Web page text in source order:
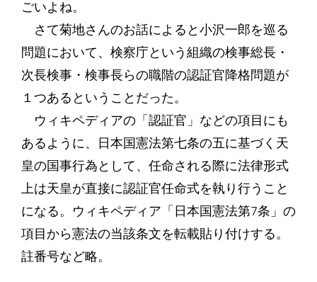
ごいよね。
さて菊地さんのお話によると小沢一郎を巡る
問題において、検察庁という組織の検事総長・
次長検事・検事長らの職階の認証官降格問題が
１つあるということだった。
ウィキペディアの「認証官」などの項目にも
あるように、日本国憲法第七条の五に基づく天
皇の国事行為として、任命される際に法律形式
上は天皇が直接に認証官任命式を執り行うこと
になる。ウィキペディア「日本国憲法第7条」の
項目から憲法の当該条文を転載貼り付けする。
註番号など略。